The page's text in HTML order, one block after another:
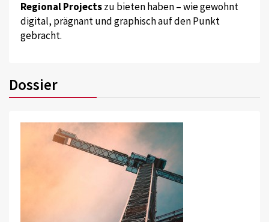
Regional Projectszu bieten haben – wie gewohnt
digital, prägnant und graphisch auf den Punkt
gebracht.
Dossier